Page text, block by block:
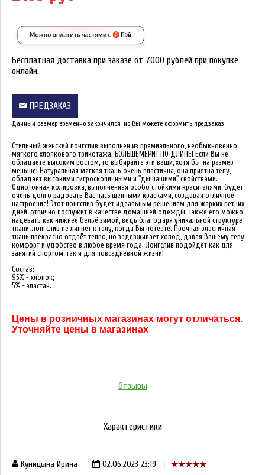
Бесплатная доставка при заказе от 7000 рублей при покупке
онлайн.
ПРЕДЗАКАЗ
Данный размер временно закончился, но Вы можете оформить предзаказ
Стильный женский лонгслив выполнен из премиального, необыкновенно
мягкого хлопкового трикотажа. БОЛЬШЕМЕРИТ ПО ДЛИНЕ! Если Вы не
обладаете высоким ростом, то выбирайте эти вещи, хотя бы, на размер
меньше! Натуральная мягкая ткань очень пластична, она приятна телу,
обладает высокими гигроскопичными и "дышащими" свойствами.
Однотонная колировка, выполненная особо стойкими красителями, будет
очень долго радовать Вас насыщенными красками, создавая отличное
настроение! Этот лонгслив будет идеальным решением для жарких летних
дней, отлично послужит в качестве домашней одежды. Также его можно
надевать как нижнее бельё зимой, ведь благодаря уникальной структуре
ткани, лонгслив не липнет к телу, когда Вы потеете. Прочная эластичная
ткань прекрасно отдаёт тепло, но задерживает холод, давая Вашему телу
комфорт и удобство в любое время года. Лонгслив подойдёт как для
занятий спортом, так и для повседневной жизни!
Состав:
95% - хлопок;
5% - эластан.
Цены в розничных магазинах могут отличаться.
Уточняйте цены в магазинах
Отзывы
Характеристики
Куницына Ирина 02.06.2023 23:19